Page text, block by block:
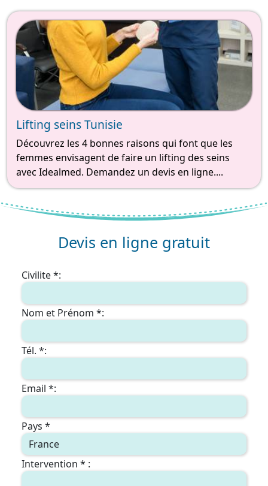
Lifting seins Tunisie
Découvrez les 4 bonnes raisons qui font que les
femmes envisagent de faire un lifting des seins
avec Idealmed. Demandez un devis en ligne....
Devis en ligne gratuit
Civilite *:
Nom et Prénom *:
Tél. *:
Email *:
Pays *
Intervention * :